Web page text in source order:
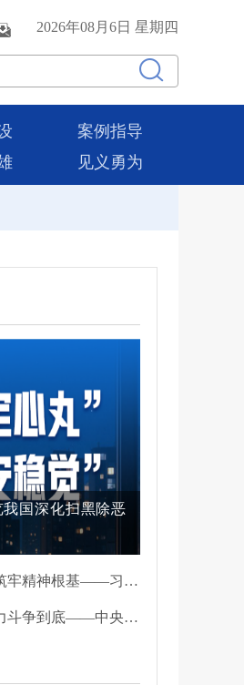
2026年08月6日 星期四
案例指导
见义勇为
国深化扫黑除恶
以坚定的理想信念筑牢精神根基——习近平党建思想理论品格系列述评之一
坚定不移与黑恶势力斗争到底——中央政法委负责同志就开展深化扫黑除恶专项斗争有关问题答记者问